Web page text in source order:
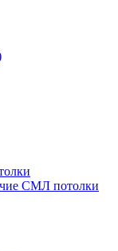
СМЛ потолки